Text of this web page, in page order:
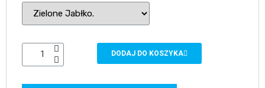
DODAJ DO KOSZYKA